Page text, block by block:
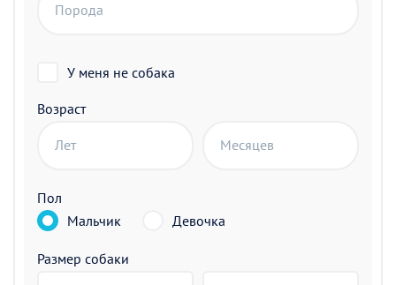
Порода
У меня не собака
Возраст
Лет Месяцев
Пол
Мальчик
Девочка
Размер собаки